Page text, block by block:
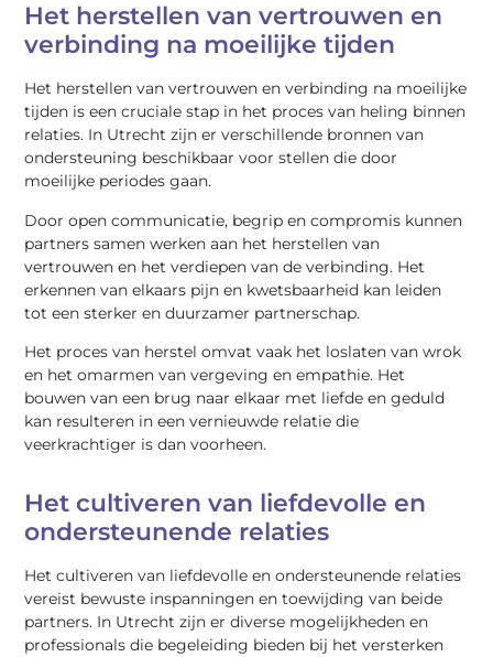
Het herstellen van vertrouwen en
verbinding na moeilijke tijden
Het herstellen van vertrouwen en verbinding na moeilijke
tijden is een cruciale stap in het proces van heling binnen
relaties. In Utrecht zijn er verschillende bronnen van
ondersteuning beschikbaar voor stellen die door
moeilijke periodes gaan.
Door open communicatie, begrip en compromis kunnen
partners samen werken aan het herstellen van
vertrouwen en het verdiepen van de verbinding. Het
erkennen van elkaars pijn en kwetsbaarheid kan leiden
tot een sterker en duurzamer partnerschap.
Het proces van herstel omvat vaak het loslaten van wrok
en het omarmen van vergeving en empathie. Het
bouwen van een brug naar elkaar met liefde en geduld
kan resulteren in een vernieuwde relatie die
veerkrachtiger is dan voorheen.
Het cultiveren van liefdevolle en
ondersteunende relaties
Het cultiveren van liefdevolle en ondersteunende relaties
vereist bewuste inspanningen en toewijding van beide
partners. In Utrecht zijn er diverse mogelijkheden en
professionals die begeleiding bieden bij het versterken